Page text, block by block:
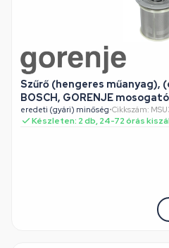
Szűrő (hengeres műanyag),
BOSCH, GORENJE
eredeti (gyári) minőség•Cikkszám:
Készleten: 2 db, 24-72 órás